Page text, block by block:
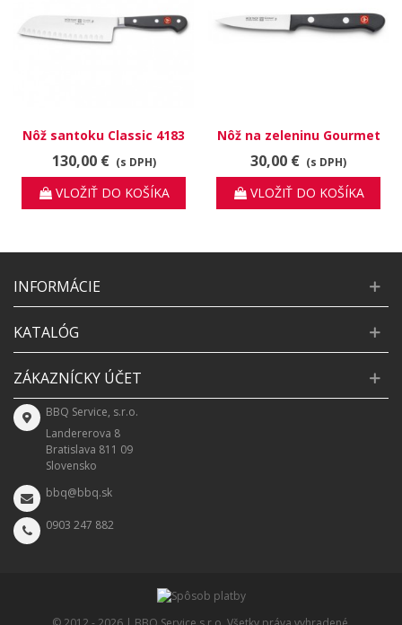
Nôž santoku Classic 4183
17 cm
130,00 € (s DPH)
VLOŽIŤ DO KOŠÍKA
Nôž na zeleninu Gourmet
4022
30,00 € (s DPH)
VLOŽIŤ DO KOŠÍKA
INFORMÁCIE
KATALÓG
ZÁKAZNÍCKY ÚČET
BBQ Service, s.r.o.
Landererova 8
Bratislava 811 09
Slovensko
bbq@bbq.sk
0903 247 882